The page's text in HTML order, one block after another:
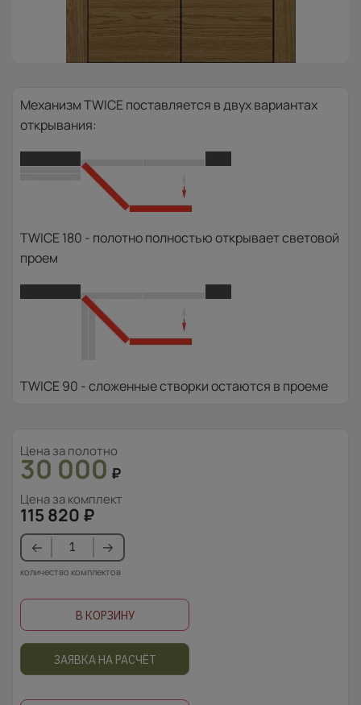
Механизм TWICE поставляется в двух вариантах
открывания:
TWICE 180 - полотно полностью открывает световой
проем
TWICE 90 - сложенные створки остаются в проеме
Цена за полотно
30 000 ₽
Цена за комплект
115 820 ₽
количество комплектов
В КОРЗИНУ
ЗАЯВКА НА РАСЧЁТ